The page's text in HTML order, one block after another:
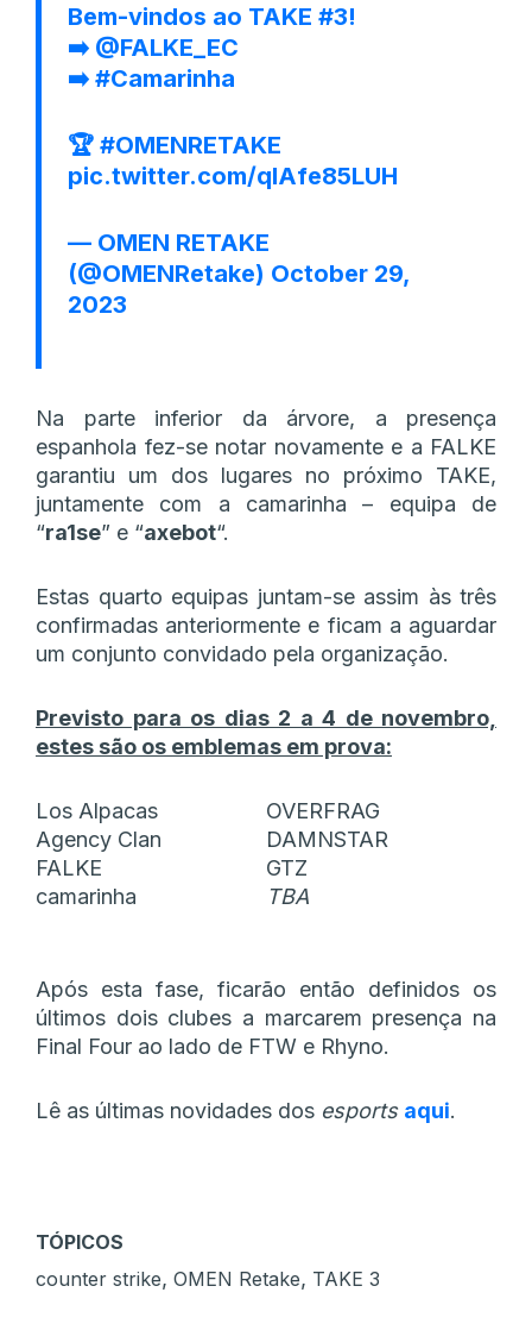
Bem-vindos ao TAKE #3!
➡️ @FALKE_EC
➡️ #Camarinha
🏆 #OMENRETAKE
pic.twitter.com/qIAfe85LUH
— OMEN RETAKE
(@OMENRetake) October 29,
2023
Na parte inferior da árvore, a presença
espanhola fez-se notar novamente e a FALKE
garantiu um dos lugares no próximo TAKE,
juntamente com a camarinha – equipa de
“ra1se” e “axebot“.
Estas quarto equipas juntam-se assim às três
confirmadas anteriormente e ficam a aguardar
um conjunto convidado pela organização.
Previsto para os dias 2 a 4 de novembro,
estes são os emblemas em prova:
Los Alpacas
OVERFRAG
Agency Clan
DAMNSTAR
FALKE
GTZ
camarinha
TBA
Após esta fase, ficarão então definidos os
últimos dois clubes a marcarem presença na
Final Four ao lado de FTW e Rhyno.
Lê as últimas novidades dos esports aqui.
TÓPICOS
counter strike, OMEN Retake, TAKE 3